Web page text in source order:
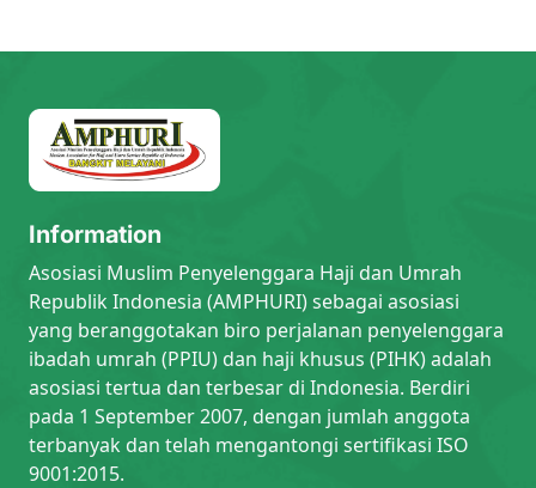
Information
Asosiasi Muslim Penyelenggara Haji dan Umrah
Republik Indonesia (AMPHURI) sebagai asosiasi
yang beranggotakan biro perjalanan penyelenggara
ibadah umrah (PPIU) dan haji khusus (PIHK) adalah
asosiasi tertua dan terbesar di Indonesia. Berdiri
pada 1 September 2007, dengan jumlah anggota
terbanyak dan telah mengantongi sertifikasi ISO
9001:2015.